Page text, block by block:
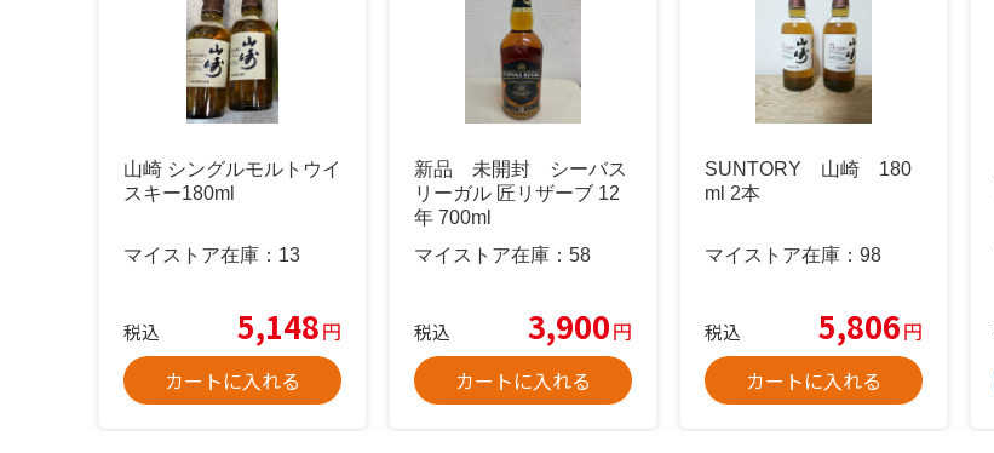
山崎 シングルモルトウイ
スキー180ml
マイストア在庫： 13
税込 5,148円
カートに入れる
新品 未開封 シーバス
リーガル 匠リザーブ 12
年 700ml
マイストア在庫： 58
税込 3,900円
カートに入れる
SUNTORY 山崎 180
ml 2本
マイストア在庫： 98
税込 5,806円
カートに入れる